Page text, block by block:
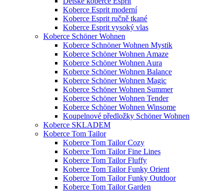
Koberce Esprit moderní
Koberce Esprit ručně tkané
Koberce Esprit vysoký vlas
Koberce Schöner Wohnen
Koberce Schnöner Wohnen Mystik
Koberce Schöner Wohnen Amaze
Koberce Schöner Wohnen Aura
Koberce Schöner Wohnen Balance
Koberce Schöner Wohnen Magic
Koberce Schöner Wohnen Summer
Koberce Schöner Wohnen Tender
Koberce Schöner Wohnen Winsome
Koupelnové předložky Schöner Wohnen
Koberce SKLADEM
Koberce Tom Tailor
Koberce Tom Tailor Cozy
Koberce Tom Tailor Fine Lines
Koberce Tom Tailor Fluffy
Koberce Tom Tailor Funky Orient
Koberce Tom Tailor Funky Outdoor
Koberce Tom Tailor Garden